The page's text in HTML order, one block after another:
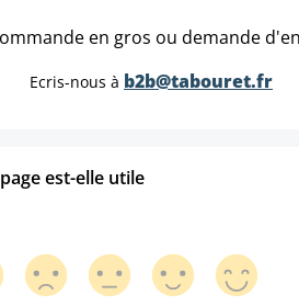
en gros ou demande
Ecris-nous à b2b@tabouret.fr
est-elle utile